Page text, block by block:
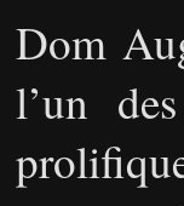
Dom
l’un